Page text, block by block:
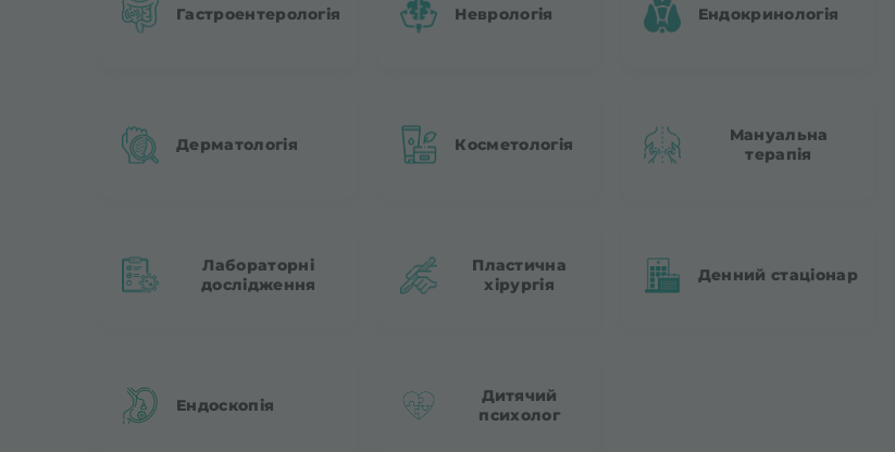
Гастроентерологія Неврологія Ендокринологія
Дерматологія Косметологія
Мануальна
терапія
Лабораторні
дослідження
Пластична
хірургія
Денний стаціонар
Ендоскопія
Дитячий
психолог